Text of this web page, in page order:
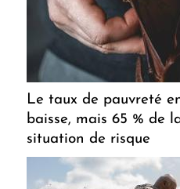
Le taux de pauvreté
baisse, mais 65 % de
situation de risque